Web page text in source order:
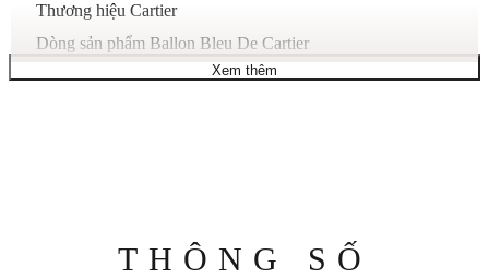
Thương hiệu Cartier
Dòng sản phẩm Ballon Bleu De Cartier
giới tính nam
Dự trữ năng lượng 42 giờ
Xem thêm
THÔNG SỐ